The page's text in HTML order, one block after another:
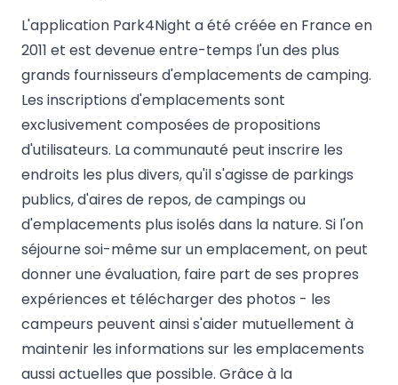
L'application Park4Night a été créée en France en
2011 et est devenue entre-temps l'un des plus
grands fournisseurs d'emplacements de camping.
Les inscriptions d'emplacements sont
exclusivement composées de propositions
d'utilisateurs. La communauté peut inscrire les
endroits les plus divers, qu'il s'agisse de parkings
publics, d'aires de repos, de campings ou
d'emplacements plus isolés dans la nature. Si l'on
séjourne soi-même sur un emplacement, on peut
donner une évaluation, faire part de ses propres
expériences et télécharger des photos - les
campeurs peuvent ainsi s'aider mutuellement à
maintenir les informations sur les emplacements
aussi actuelles que possible. Grâce à la